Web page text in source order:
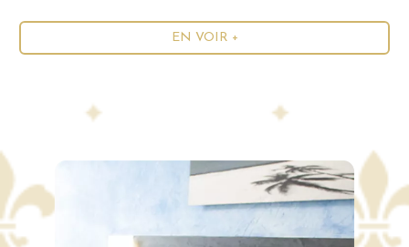
EN VOIR +